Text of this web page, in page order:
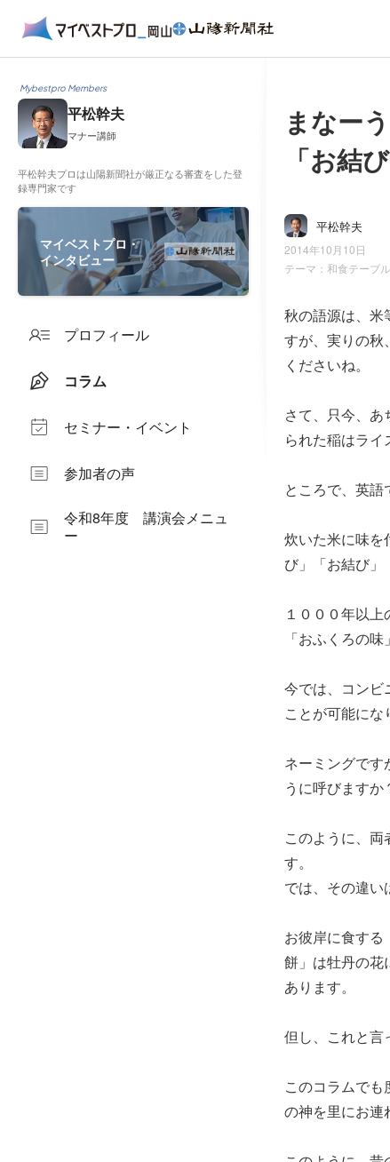
Mybestpro Members
平松幹夫
マナー講師
平松幹夫プロは山陽新聞社が厳正なる審査をした登
録専門家です
マイベストプロ・
インタビュー
プロフィール
コラム
セミナー・イベント
参加者の声
令和8年度 講演会メニュ
ー
まなー
「お結
平松幹夫
2014年10月10日
テーマ： 和食テーブ
秋の語源は、米
すが、実りの秋
くださいね。
さて、只今、
られた稲はライ
ところで、英
炊いた米に味を
び」「お結び」
１０００年以
「おふくろの
今では、コンビ
ことが可能にな
ネーミングです
うに呼びますか
このように、
す。
では、その違い
お彼岸に食する
餅」は牡丹の花
あります。
但し、これと言
このコラムで
の神を里にお連